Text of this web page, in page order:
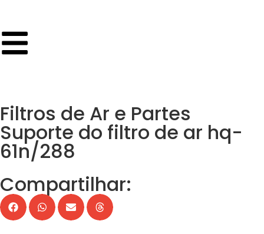
Filtros de Ar e Partes
Suporte do filtro de ar hq-
61n/288
Compartilhar: